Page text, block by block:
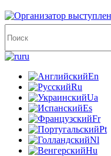
ru
En
Ru
Ua
Es
Fr
Pt
Nl
Hu